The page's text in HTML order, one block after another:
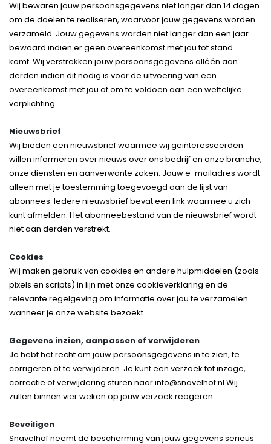
Wij bewaren jouw persoonsgegevens niet langer dan 14 dagen.
om de doelen te realiseren, waarvoor jouw gegevens worden
verzameld. Jouw gegevens worden niet langer dan een jaar
bewaard indien er geen overeenkomst met jou tot stand
komt. Wij verstrekken jouw persoonsgegevens alléén aan
derden indien dit nodig is voor de uitvoering van een
overeenkomst met jou of om te voldoen aan een wettelijke
verplichting.
Nieuwsbrief
Wij bieden een nieuwsbrief waarmee wij geïnteresseerden
willen informeren over nieuws over ons bedrijf en onze branche,
onze diensten en aanverwante zaken. Jouw e-mailadres wordt
alleen met je toestemming toegevoegd aan de lijst van
abonnees. Iedere nieuwsbrief bevat een link waarmee u zich
kunt afmelden. Het abonneebestand van de nieuwsbrief wordt
niet aan derden verstrekt.
Cookies
Wij maken gebruik van cookies en andere hulpmiddelen (zoals
pixels en scripts) in lijn met onze cookieverklaring en de
relevante regelgeving om informatie over jou te verzamelen
wanneer je onze website bezoekt.
Gegevens inzien, aanpassen of verwijderen
Je hebt het recht om jouw persoonsgegevens in te zien, te
corrigeren of te verwijderen. Je kunt een verzoek tot inzage,
correctie of verwijdering sturen naar info@snavelhof.nl Wij
zullen binnen vier weken op jouw verzoek reageren.
Beveiligen
Snavelhof neemt de bescherming van jouw gegevens serieus